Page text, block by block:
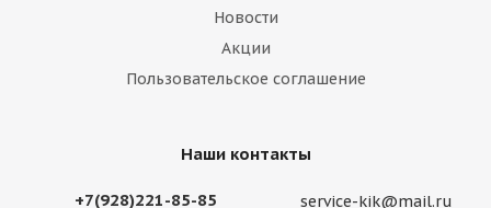
Новости
Акции
Пользовательское соглашение
Наши контакты
+7(928)221-85-85 service-kik@mail.ru